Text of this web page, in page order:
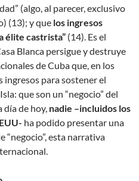
(algo, al parecer, exclusivo
(13); y que los ingresos
élite castrista” (14). Es el
Blanca persigue y destruye
de Cuba que, en los
para sostener el
que son un “negocio” del
día de hoy, nadie –incluidos los
ha podido presentar una
“negocio”, esta narrativa